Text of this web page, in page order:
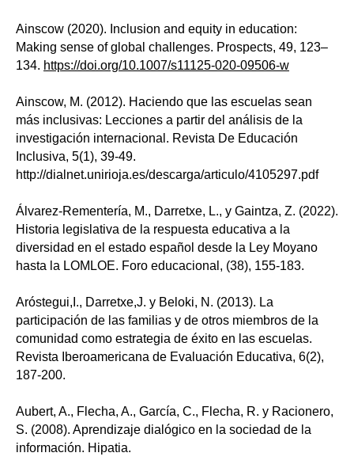
Ainscow (2020). Inclusion and equity in education:
Making sense of global challenges. Prospects, 49, 123–
134. https://doi.org/10.1007/s11125-020-09506-w
Ainscow, M. (2012). Haciendo que las escuelas sean
más inclusivas: Lecciones a partir del análisis de la
investigación internacional. Revista De Educación
Inclusiva, 5(1), 39-49.
http://dialnet.unirioja.es/descarga/articulo/4105297.pdf
Álvarez-Rementería, M., Darretxe, L., y Gaintza, Z. (2022).
Historia legislativa de la respuesta educativa a la
diversidad en el estado español desde la Ley Moyano
hasta la LOMLOE. Foro educacional, (38), 155-183.
Aróstegui,I., Darretxe,J. y Beloki, N. (2013). La
participación de las familias y de otros miembros de la
comunidad como estrategia de éxito en las escuelas.
Revista Iberoamericana de Evaluación Educativa, 6(2),
187-200.
Aubert, A., Flecha, A., García, C., Flecha, R. y Racionero,
S. (2008). Aprendizaje dialógico en la sociedad de la
información. Hipatia.